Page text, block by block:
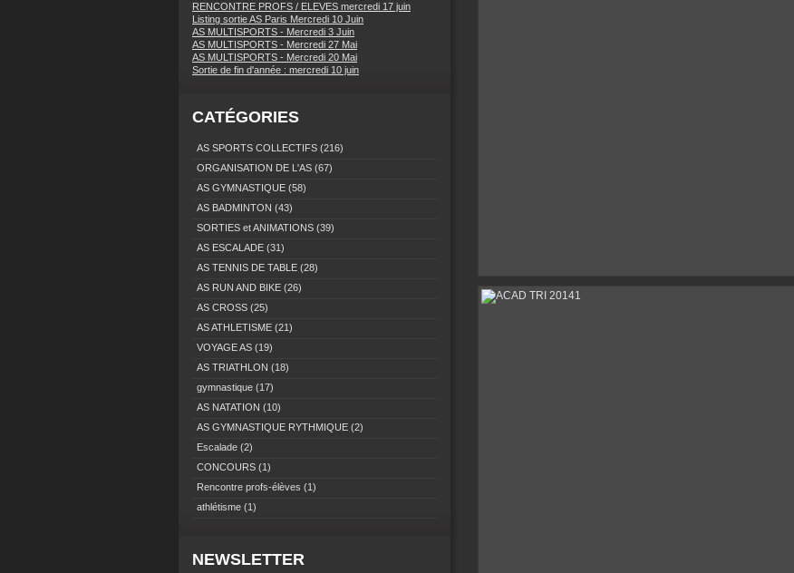
RENCONTRE PROFS / ELEVES mercredi 17 juin
Listing sortie AS Paris Mercredi 10 Juin
AS MULTISPORTS - Mercredi 3 Juin
AS MULTISPORTS - Mercredi 27 Mai
AS MULTISPORTS - Mercredi 20 Mai
Sortie de fin d'année : mercredi 10 juin
CATÉGORIES
AS SPORTS COLLECTIFS (216)
ORGANISATION DE L'AS (67)
AS GYMNASTIQUE (58)
AS BADMINTON (43)
SORTIES et ANIMATIONS (39)
AS ESCALADE (31)
AS TENNIS DE TABLE (28)
AS RUN AND BIKE (26)
AS CROSS (25)
AS ATHLETISME (21)
VOYAGE AS (19)
AS TRIATHLON (18)
gymnastique (17)
AS NATATION (10)
AS GYMNASTIQUE RYTHMIQUE (2)
Escalade (2)
CONCOURS (1)
Rencontre profs-élèves (1)
athlétisme (1)
NEWSLETTER